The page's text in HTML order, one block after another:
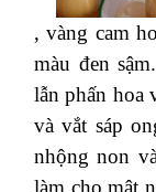
, vàng cam
màu đen
lẫn phấn hoa
và vắt sáp
nhộng non